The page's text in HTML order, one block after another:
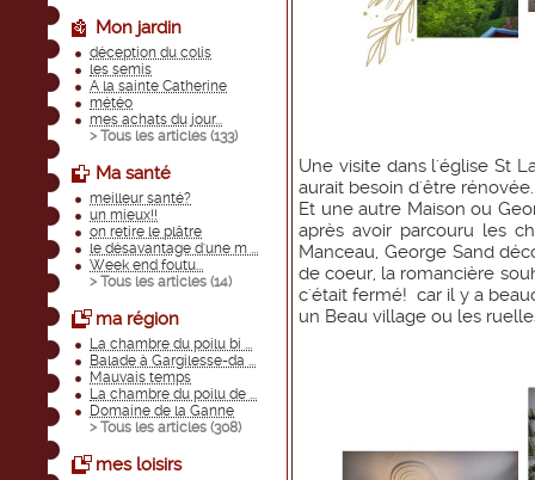
Mon jardin
déception du colis
les semis
A la sainte Catherine
météo
mes achats du jour...
> Tous les articles (133)
Ma santé
meilleur santé?
un mieux!!
on retire le plâtre
le désavantage d'une m ...
Week end foutu...
> Tous les articles (14)
ma région
La chambre du poilu bi ...
Balade à Gargilesse-da ...
Mauvais temps
La chambre du poilu de ...
Domaine de la Ganne
> Tous les articles (308)
mes loisirs
Une visite dans l'église St
aurait besoin d'être
Et une autre Maison ou
après avoir parcouru les
Manceau, George Sand
de coeur, la romancière
c'était fermé! car il y a
un Beau village ou les